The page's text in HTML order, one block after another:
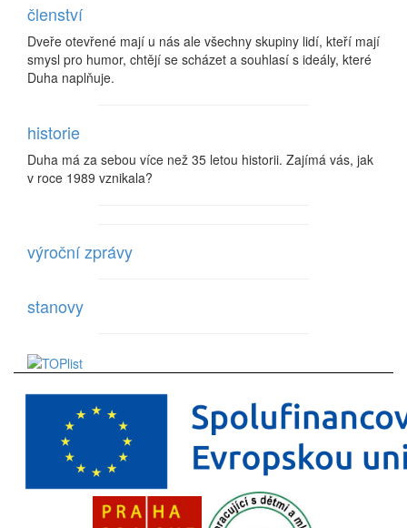
členství
Dveře otevřené mají u nás ale všechny skupiny lidí, kteří mají
smysl pro humor, chtějí se scházet a souhlasí s ideály, které
Duha naplňuje.
historie
Duha má za sebou více než 35 letou historii. Zajímá vás, jak
v roce 1989 vznikala?
výroční zprávy
stanovy